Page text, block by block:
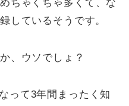
めちゃくちゃ多くて、な
しているそうです。
、ウソでしょ？
って3年間まったく知